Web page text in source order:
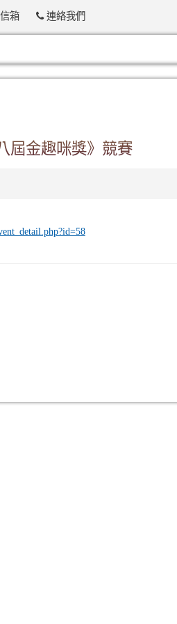
箱 連絡我們
屆金趣咪獎》競賽